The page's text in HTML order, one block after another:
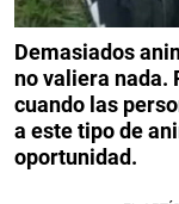
Demasiados
no valiera nada.
cuando las
a este tipo de
oportunidad.